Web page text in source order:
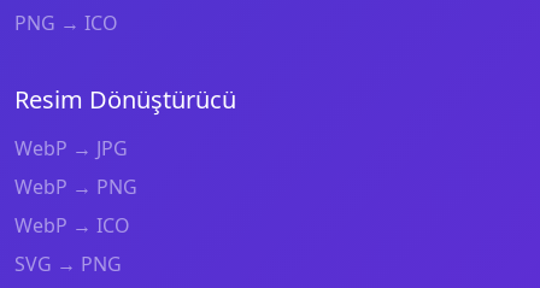
PNG → ICO
Resim Dönüştürücü
WebP → JPG
WebP → PNG
WebP → ICO
SVG → PNG